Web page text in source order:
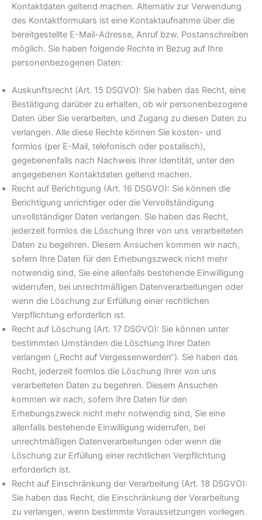
Kontaktdaten geltend machen. Alternativ zur Verwendung
des Kontaktformulars ist eine Kontaktaufnahme über die
bereitgestellte E-Mail-Adresse, Anruf bzw. Postanschreiben
möglich. Sie haben folgende Rechte in Bezug auf Ihre
personenbezogenen Daten:
Auskunftsrecht (Art. 15 DSGVO): Sie haben das Recht, eine
Bestätigung darüber zu erhalten, ob wir personenbezogene
Daten über Sie verarbeiten, und Zugang zu diesen Daten zu
verlangen. Alle diese Rechte können Sie kosten- und
formlos (per E-Mail, telefonisch oder postalisch),
gegebenenfalls nach Nachweis Ihrer Identität, unter den
angegebenen Kontaktdaten geltend machen.
Recht auf Berichtigung (Art. 16 DSGVO): Sie können die
Berichtigung unrichtiger oder die Vervollständigung
unvollständiger Daten verlangen. Sie haben das Recht,
jederzeit formlos die Löschung Ihrer von uns verarbeiteten
Daten zu begehren. Diesem Ansuchen kommen wir nach,
sofern Ihre Daten für den Erhebungszweck nicht mehr
notwendig sind, Sie eine allenfalls bestehende Einwilligung
widerrufen, bei unrechtmäßigen Datenverarbeitungen oder
wenn die Löschung zur Erfüllung einer rechtlichen
Verpflichtung erforderlich ist.
Recht auf Löschung (Art. 17 DSGVO): Sie können unter
bestimmten Umständen die Löschung Ihrer Daten
verlangen („Recht auf Vergessenwerden“). Sie haben das
Recht, jederzeit formlos die Löschung Ihrer von uns
verarbeiteten Daten zu begehren. Diesem Ansuchen
kommen wir nach, sofern Ihre Daten für den
Erhebungszweck nicht mehr notwendig sind, Sie eine
allenfalls bestehende Einwilligung widerrufen, bei
unrechtmäßigen Datenverarbeitungen oder wenn die
Löschung zur Erfüllung einer rechtlichen Verpflichtung
erforderlich ist.
Recht auf Einschränkung der Verarbeitung (Art. 18 DSGVO):
Sie haben das Recht, die Einschränkung der Verarbeitung
zu verlangen, wenn bestimmte Voraussetzungen vorliegen.